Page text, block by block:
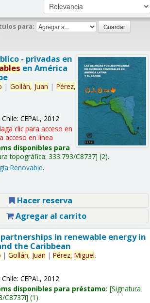
para:
- privadas en
en América
| Gollán, Juan | Pérez,
CEPAL, 2012
clic para acceso en
acceso en línea
disponibles para
topográfica: 333.793/C8737 (2).
Renovable.
Hacer reserva
Agregar al carrito
in renewable energy in
the Caribbean
| Gollán, Juan | Pérez, Miguel.
CEPAL, 2012
disponibles para préstamo: Signatura
C8737i (1).